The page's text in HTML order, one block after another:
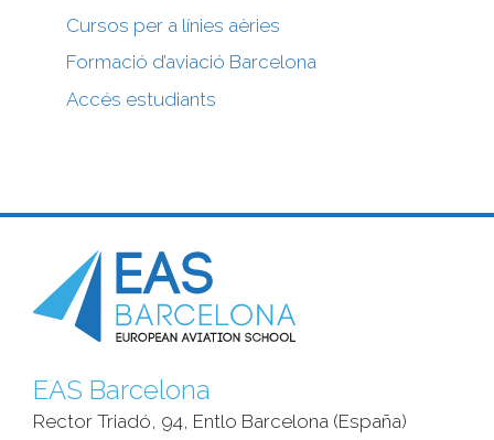
Cursos per a línies aèries
Formació d’aviació Barcelona
Accés estudiants
EAS Barcelona
Rector Triadó, 94, Entlo Barcelona (España)‎